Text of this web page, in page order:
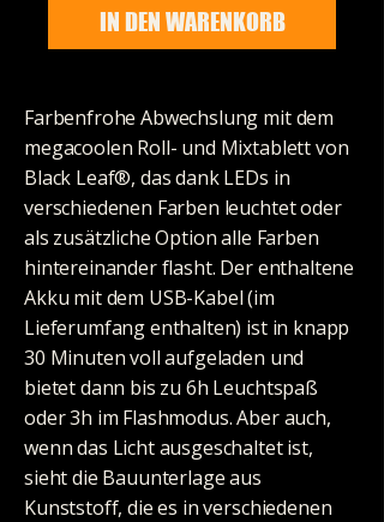
IN DEN WARENKORB
Farbenfrohe Abwechslung mit dem
megacoolen Roll- und Mixtablett von
Black Leaf®, das dank LEDs in
verschiedenen Farben leuchtet oder
als zusätzliche Option alle Farben
hintereinander flasht. Der enthaltene
Akku mit dem USB-Kabel (im
Lieferumfang enthalten) ist in knapp
30 Minuten voll aufgeladen und
bietet dann bis zu 6h Leuchtspaß
oder 3h im Flashmodus. Aber auch,
wenn das Licht ausgeschaltet ist,
sieht die Bauunterlage aus
Kunststoff, die es in verschiedenen